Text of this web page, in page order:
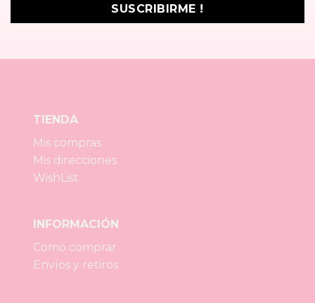
TIENDA
Mis compras
Mis direcciones
WishList
INFORMACIÓN
Como comprar
Envíos y retiros